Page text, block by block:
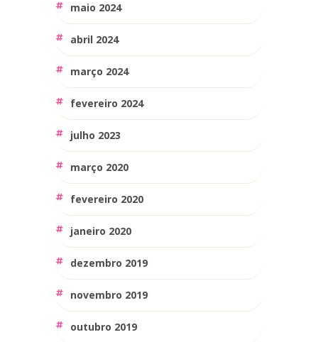
maio 2024
abril 2024
março 2024
fevereiro 2024
julho 2023
março 2020
fevereiro 2020
janeiro 2020
dezembro 2019
novembro 2019
outubro 2019